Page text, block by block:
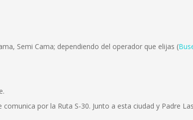
Semi Cama; dependiendo del operador que elijas (
por la Ruta S-30. Junto a esta ciudad y Padre